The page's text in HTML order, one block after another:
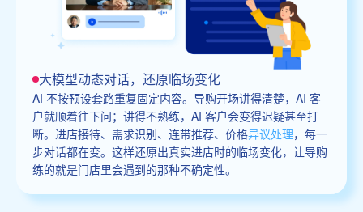
大模型动态对话，还原临场变化
AI 不按预设套路重复固定内容。导购开场讲得清楚，AI 客
户就顺着往下问；讲得不熟练，AI 客户会变得迟疑甚至打
断。进店接待、需求识别、连带推荐、价格异议处理，每一
步对话都在变。这样还原出真实进店时的临场变化，让导购
练的就是门店里会遇到的那种不确定性。